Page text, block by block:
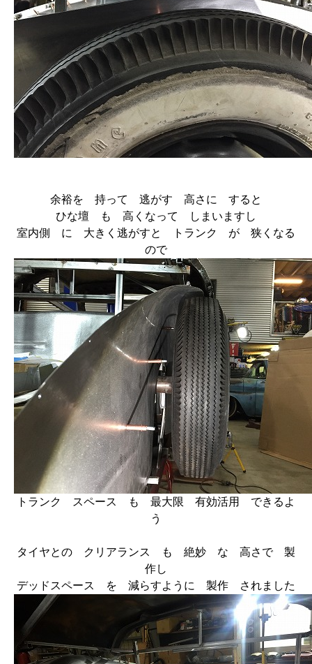
余裕を 持って 逃がす 高さに すると
ひな壇 も 高くなって しまいますし
室内側 に 大きく逃がすと トランク が 狭くなる
ので
トランク スペース も 最大限 有効活用 できるよ
う
タイヤとの クリアランス も 絶妙 な 高さで 製
作し
デッドスペース を 減らすように 製作 されました